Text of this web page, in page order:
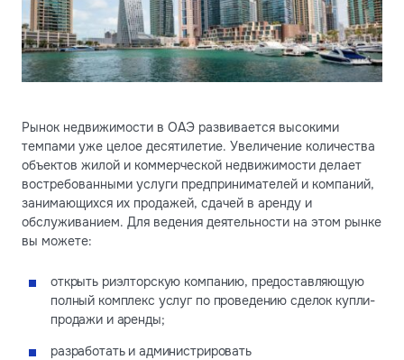
Рынок недвижимости в ОАЭ развивается высокими
темпами уже целое десятилетие. Увеличение количества
объектов жилой и коммерческой недвижимости делает
востребованными услуги предпринимателей и компаний,
занимающихся их продажей, сдачей в аренду и
обслуживанием. Для ведения деятельности на этом рынке
вы можете:
открыть риэлторскую компанию, предоставляющую
полный комплекс услуг по проведению сделок купли-
продажи и аренды;
разработать и администрировать